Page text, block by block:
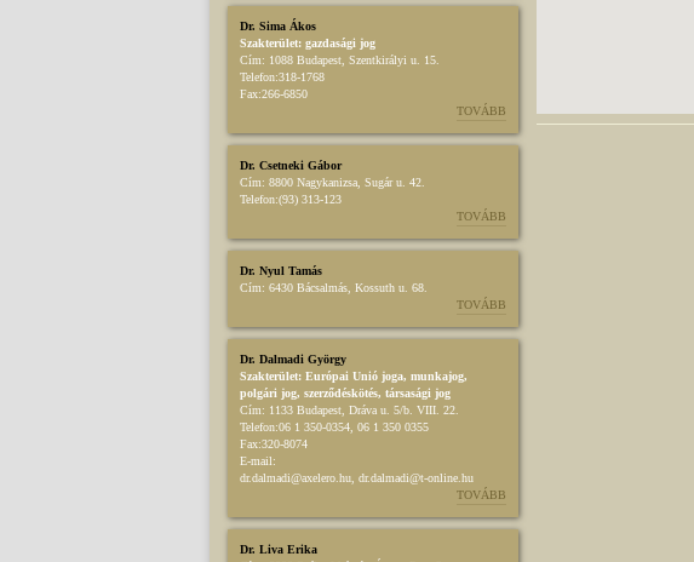
Dr. Sima Ákos
Szakterület: gazdasági jog
Cím: 1088 Budapest, Szentkirályi u. 15.
Telefon:318-1768
Fax:266-6850
TOVÁBB
Dr. Csetneki Gábor
Cím: 8800 Nagykanizsa, Sugár u. 42.
Telefon:(93) 313-123
TOVÁBB
Dr. Nyul Tamás
Cím: 6430 Bácsalmás, Kossuth u. 68.
TOVÁBB
Dr. Dalmadi György
Szakterület: Európai Unió joga, munkajog,
polgári jog, szerződéskötés, társasági jog
Cím: 1133 Budapest, Dráva u. 5/b. VIII. 22.
Telefon:06 1 350-0354, 06 1 350 0355
Fax:320-8074
E-mail:
dr.dalmadi@axelero.hu, dr.dalmadi@t-online.hu
TOVÁBB
Dr. Liva Erika